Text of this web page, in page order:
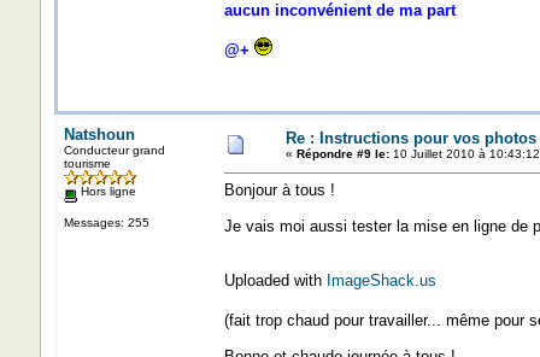
aucun inconvénient de ma part
@+
Natshoun
Conducteur grand
tourisme
Hors ligne
Messages: 255
Re : Instructions pour vos photos
« Répondre #9 le:10 Juillet 2010 à
Bonjour à tous !
Je vais moi aussi tester la mise en ligne de
Uploaded with ImageShack.us
(fait trop chaud pour travailler... même pour